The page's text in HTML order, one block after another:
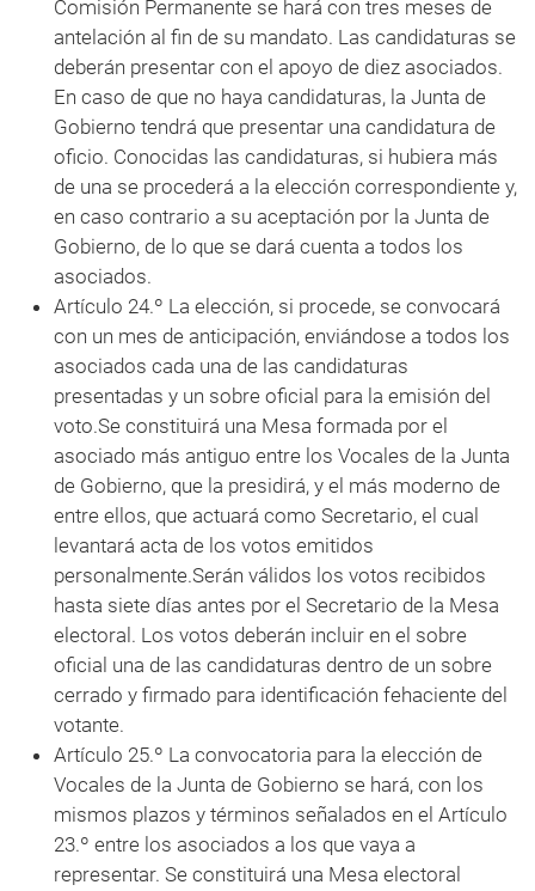
Comisión Permanente se hará con tres meses de
antelación al fin de su mandato. Las candidaturas se
deberán presentar con el apoyo de diez asociados.
En caso de que no haya candidaturas, la Junta de
Gobierno tendrá que presentar una candidatura de
oficio. Conocidas las candidaturas, si hubiera más
de una se procederá a la elección correspondiente y,
en caso contrario a su aceptación por la Junta de
Gobierno, de lo que se dará cuenta a todos los
asociados.
Artículo 24.º La elección, si procede, se convocará
con un mes de anticipación, enviándose a todos los
asociados cada una de las candidaturas
presentadas y un sobre oficial para la emisión del
voto.Se constituirá una Mesa formada por el
asociado más antiguo entre los Vocales de la Junta
de Gobierno, que la presidirá, y el más moderno de
entre ellos, que actuará como Secretario, el cual
levantará acta de los votos emitidos
personalmente.Serán válidos los votos recibidos
hasta siete días antes por el Secretario de la Mesa
electoral. Los votos deberán incluir en el sobre
oficial una de las candidaturas dentro de un sobre
cerrado y firmado para identificación fehaciente del
votante.
Artículo 25.º La convocatoria para la elección de
Vocales de la Junta de Gobierno se hará, con los
mismos plazos y términos señalados en el Artículo
23.º entre los asociados a los que vaya a
representar. Se constituirá una Mesa electoral